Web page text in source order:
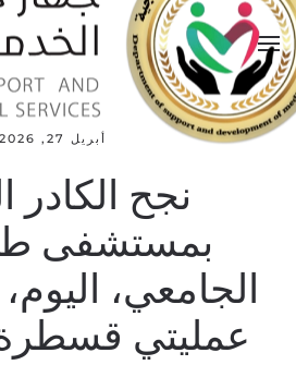
أبريل 27, 2026
نجح الكادر
بمستشفى
الجامعي،
عمليتي قسطرة